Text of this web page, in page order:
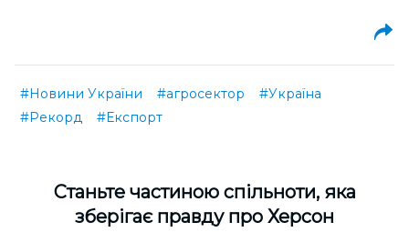
#Новини України #агросектор
#Україна
#Рекорд
#Експорт
Cтаньте частиною спільноти, яка
зберігає правду про Херсон